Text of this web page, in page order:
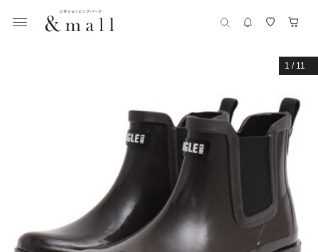
1 / 11